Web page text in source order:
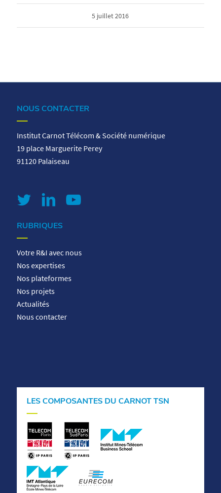
5 juillet 2016
NOUS CONTACTER
Institut Carnot Télécom & Société numérique
19 place Marguerite Perey
91120 Palaiseau
RUBRIQUES
Votre R&I avec nous
Nos expertises
Nos plateformes
Nos projets
Actualités
Nous contacter
LES COMPOSANTES DU CARNOT TSN